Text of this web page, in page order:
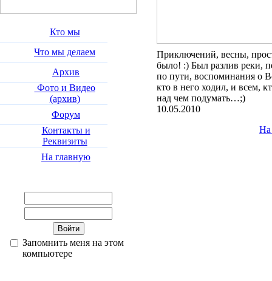
Кто мы
Что мы делаем
Архив
Фото и Видео
(архив)
Форум
Контакты и
Реквизиты
На главную
Запомнить меня на этом
компьютере
Приключений, весны,
было! :) Был разлив реки,
по пути, воспоминания о
кто в него ходил, и всем,
над чем подумать…;)
10.05.2010
На